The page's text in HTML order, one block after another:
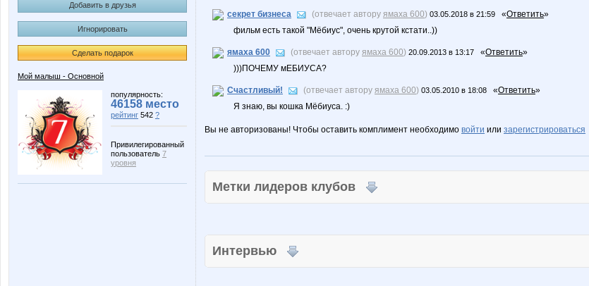
Добавить в друзья
Игнорировать
Сделать подарок
Мой малыш - Основной
популярность:
46158 место
рейтинг 542 ?
Привилегированный
пользователь 7
уровня
секрет бизнеса (отвечает автору ямаха 600) 03.05.2018 в 21:59 «Ответить»
фильм есть такой "Мёбиус", очень крутой кстати..))
ямаха 600 (отвечает автору ямаха 600) 20.09.2013 в 13:17 «Ответить»
)))ПОЧЕМУ мЕБИУСА?
Счастливый! (отвечает автору ямаха 600) 03.05.2010 в 18:08 «Ответить»
Я знаю, вы кошка Мёбиуса. :)
Вы не авторизованы! Чтобы оставить комплимент необходимо войти или зарегистрироваться
Метки лидеров клубов
Интервью